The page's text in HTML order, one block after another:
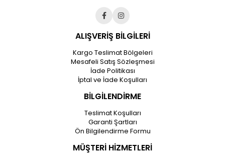
ALIŞVERİŞ BİLGİLERİ
Kargo Teslimat Bölgeleri
Mesafeli Satış Sözleşmesi
İade Politikası
İptal ve İade Koşulları
BİLGİLENDİRME
Teslimat Koşulları
Garanti Şartları
Ön Bilgilendirme Formu
MÜŞTERİ HİZMETLERİ